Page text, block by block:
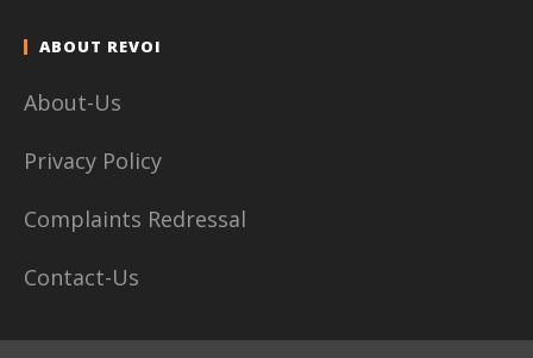
ABOUT REVOI
About-Us
Privacy Policy
Complaints Redressal
Contact-Us